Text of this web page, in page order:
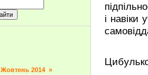
Жовтень 2014 »
і навіки